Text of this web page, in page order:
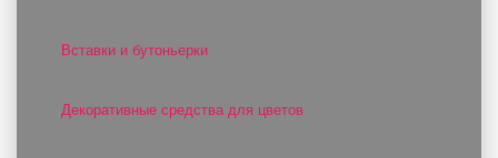
Вставки и бутоньерки
Декоративные средства для цветов